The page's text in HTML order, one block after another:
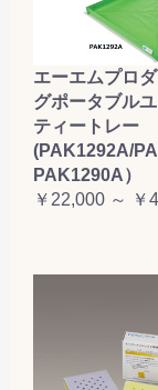
エーエムプロ
グポータブル
ティートレー
(PAK1292A/
PAK1290A）
￥22,000 ～ ￥